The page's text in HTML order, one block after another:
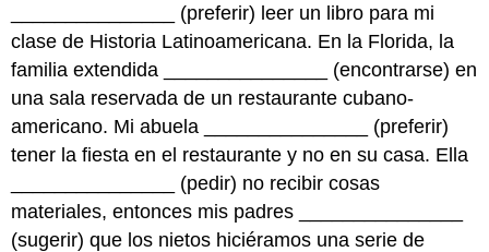
_______________ (preferir) leer un libro para mi
clase de Historia Latinoamericana. En la Florida, la
familia extendida _______________ (encontrarse) en
una sala reservada de un restaurante cubano-
americano. Mi abuela _______________ (preferir)
tener la fiesta en el restaurante y no en su casa. Ella
_______________ (pedir) no recibir cosas
materiales, entonces mis padres _______________
(sugerir) que los nietos hiciéramos una serie de